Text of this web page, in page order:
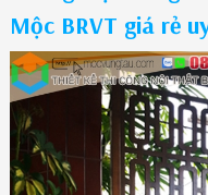
Mộc BRVT giá rẻ